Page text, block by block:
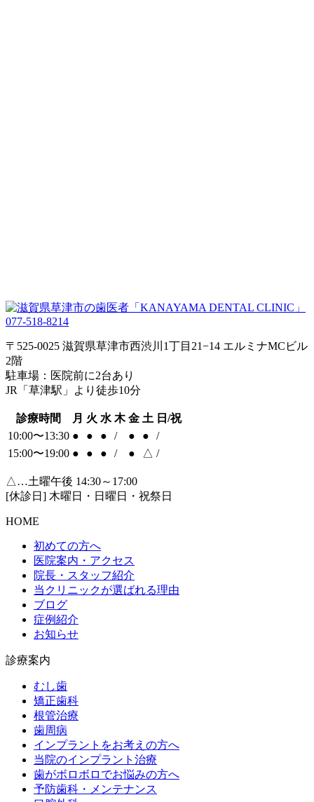
077-518-8214
〒525-0025 滋賀県草津市西渋川1丁目21−14 エルミナMCビル
2階
駐車場：医院前に2台あり
JR「草津駅」より徒歩10分
診療時間 月 火 水 木 金 土 日/祝
10:00〜13:30 ● ● ● / ● ●
/
15:00〜19:00 ● ● ● / ● △ /
△…土曜午後 14:30～17:00
[休診日] 木曜日・日曜日・祝祭日
HOME
初めての方へ
医院案内・アクセス
院長・スタッフ紹介
当クリニックが選ばれる理由
ブログ
症例紹介
お知らせ
診療案内
むし歯
矯正歯科
根管治療
歯周病
インプラントをお考えの方へ
当院のインプラント治療
歯がボロボロでお悩みの方へ
予防歯科・メンテナンス